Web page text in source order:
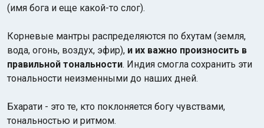
(имя бога и еще какой-то слог).
Корневые мантры распределяются по бхутам (земля,
вода, огонь, воздух, эфир), и их важно произносить в
правильной тональности. Индия смогла сохранить эти
тональности неизменными до наших дней.
Бхарати - это те, кто поклоняется богу чувствами,
тональностью и ритмом.